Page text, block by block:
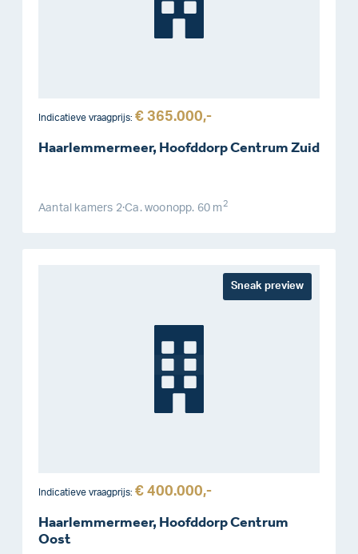
Indicatieve vraagprijs: € 365.000,-
Haarlemmermeer, Hoofddorp Centrum Zuid
Aantal kamers 2·Ca. woonopp. 60 m 2
Sneak preview
Indicatieve vraagprijs: € 400.000,-
Haarlemmermeer, Hoofddorp Centrum
Oost